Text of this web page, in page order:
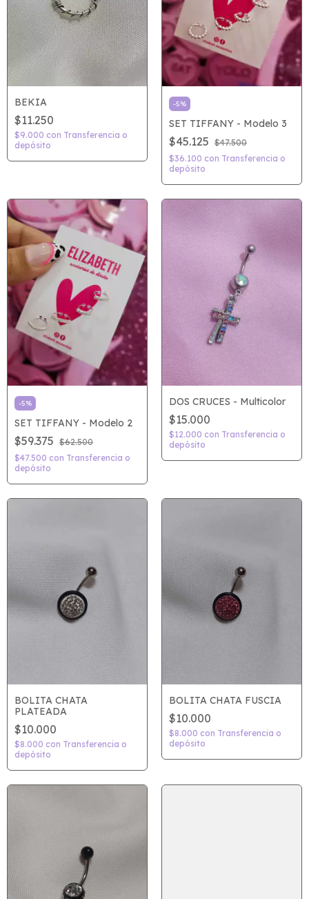
BEKIA
$11.250
$9.000 con Transferencia o
depósito
-5%
SET TIFFANY - Modelo 3
$45.125 $47.500
$36.100 con Transferencia o
depósito
-5%
SET TIFFANY - Modelo 2
$59.375 $62.500
$47.500 con Transferencia o
depósito
DOS CRUCES - Multicolor
$15.000
$12.000 con Transferencia o
depósito
BOLITA CHATA
PLATEADA
$10.000
$8.000 con Transferencia o
depósito
BOLITA CHATA FUSCIA
$10.000
$8.000 con Transferencia o
depósito